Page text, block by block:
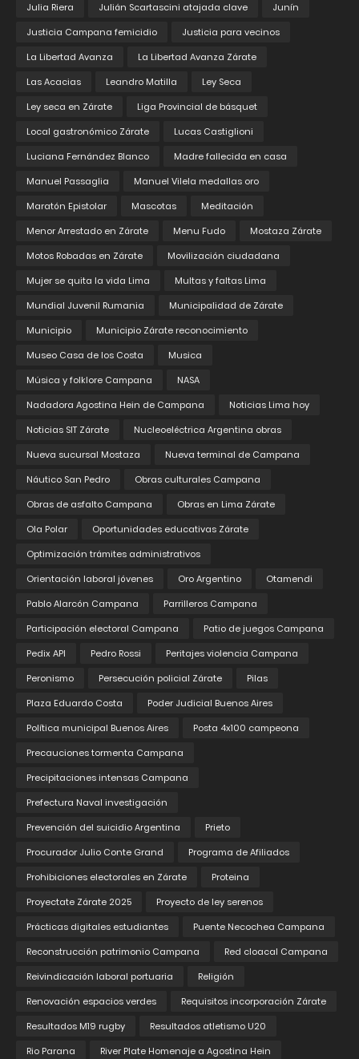
Julia Riera
Julián Scartascini atajada clave
Junín
Justicia Campana femicidio
Justicia para vecinos
La Libertad Avanza
La Libertad Avanza Zárate
Las Acacias
Leandro Matilla
Ley Seca
Ley seca en Zárate
Liga Provincial de básquet
Local gastronómico Zárate
Lucas Castiglioni
Luciana Fernández Blanco
Madre fallecida en casa
Manuel Passaglia
Manuel Vilela medallas oro
Maratón Epistolar
Mascotas
Meditación
Menor Arrestado en Zárate
Menu Fudo
Mostaza Zárate
Motos Robadas en Zárate
Movilización ciudadana
Mujer se quita la vida Lima
Multas y faltas Lima
Mundial Juvenil Rumania
Municipalidad de Zárate
Municipio
Municipio Zárate reconocimiento
Museo Casa de los Costa
Musica
Música y folklore Campana
NASA
Nadadora Agostina Hein de Campana
Noticias Lima hoy
Noticias SIT Zárate
Nucleoeléctrica Argentina obras
Nueva sucursal Mostaza
Nueva terminal de Campana
Náutico San Pedro
Obras culturales Campana
Obras de asfalto Campana
Obras en Lima Zárate
Ola Polar
Oportunidades educativas Zárate
Optimización trámites administrativos
Orientación laboral jóvenes
Oro Argentino
Otamendi
Pablo Alarcón Campana
Parrilleros Campana
Participación electoral Campana
Patio de juegos Campana
Pedix API
Pedro Rossi
Peritajes violencia Campana
Peronismo
Persecución policial Zárate
Pilas
Plaza Eduardo Costa
Poder Judicial Buenos Aires
Política municipal Buenos Aires
Posta 4x100 campeona
Precauciones tormenta Campana
Precipitaciones intensas Campana
Prefectura Naval investigación
Prevención del suicidio Argentina
Prieto
Procurador Julio Conte Grand
Programa de Afiliados
Prohibiciones electorales en Zárate
Proteina
Proyectate Zárate 2025
Proyecto de ley serenos
Prácticas digitales estudiantes
Puente Necochea Campana
Reconstrucción patrimonio Campana
Red cloacal Campana
Reivindicación laboral portuaria
Religión
Renovación espacios verdes
Requisitos incorporación Zárate
Resultados M19 rugby
Resultados atletismo U20
Rio Parana
River Plate Homenaje a Agostina Hein